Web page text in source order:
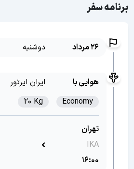
برنامه سفر
26 مرداد دوشنبه
هوایی با
ایران ایرتور
Economy
20 Kg
تهران
IKA
16:00